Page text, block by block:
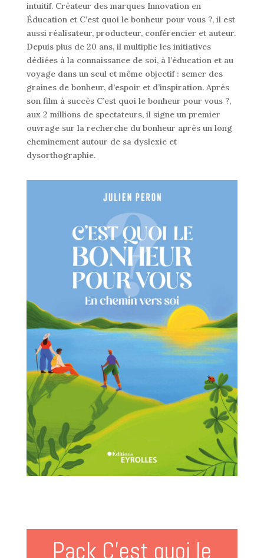
intuitif. Créateur des marques Innovation en
Éducation et C’est quoi le bonheur pour vous ?, il est
aussi réalisateur, producteur, conférencier et auteur.
Depuis plus de 20 ans, il multiplie les initiatives
dédiées à la connaissance de soi, à l’éducation et au
voyage dans un seul et même objectif : semer des
graines de bonheur, d’espoir et d’inspiration. Après
son film à succès C’est quoi le bonheur pour vous ?,
aux 2 millions de spectateurs, il signe un premier
ouvrage sur la recherche du bonheur après un long
cheminement autour de sa dyslexie et
dysorthographie.
Pack C’est quoi le